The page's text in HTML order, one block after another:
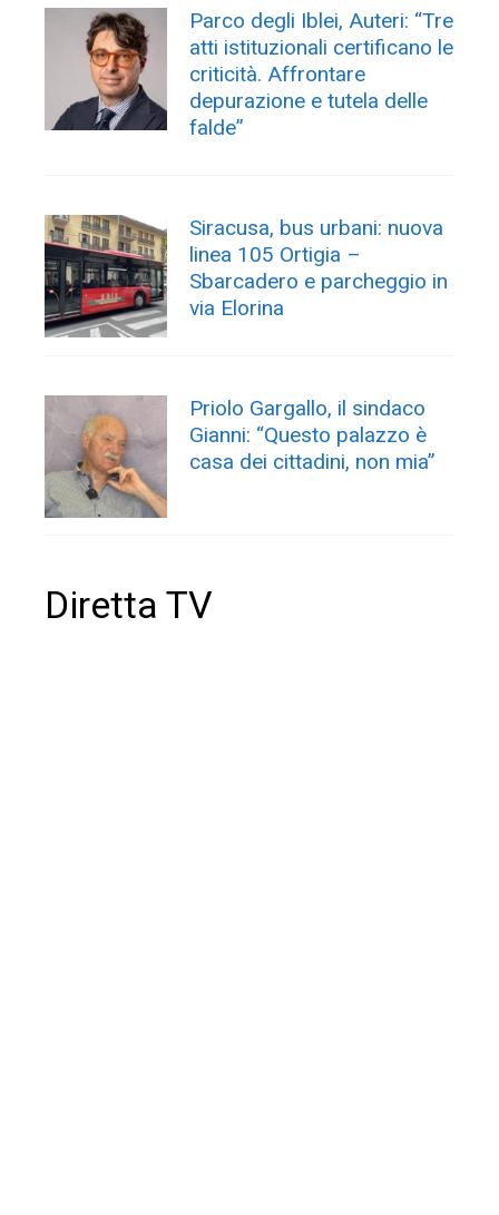
Parco degli Iblei, Auteri: “Tre
atti istituzionali certificano le
criticità. Affrontare
depurazione e tutela delle
falde”
Siracusa, bus urbani: nuova
linea 105 Ortigia –
Sbarcadero e parcheggio in
via Elorina
Priolo Gargallo, il sindaco
Gianni: “Questo palazzo è
casa dei cittadini, non mia”
Diretta TV